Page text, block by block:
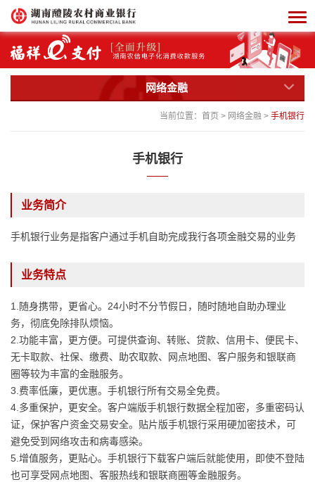
网络金融
当前位置： 首页 > 网络金融 > 手机银行
手机银行
业务简介
手机银行业务是指客户通过手机自助完成我行各项金融交易的业务
业务特点
1.随身携带，更省心。24小时不分节假日，随时随地自助办理业
务，彻底免除排队烦恼。
2.功能丰富，更方便。可提供查询、转账、贷款、信用卡、便民卡、
无卡取款、社保、缴费、助农取款、网点地图、客户服务和银联商
圈等较为丰富的金融服务。
3.费率低廉，更优惠。手机银行所有交易全免费。
4.多重保护，更安全。客户端版手机银行数据全程加密，多重密码认
证，保护客户资金交易安全。贴片版手机银行采用硬加密技术，可
避免受到网络攻击和病毒感染。
5.增值服务，更贴心。手机银行下载客户端后就能使用，即使不登陆
也可享受网点地图、客服热线和银联商圈等金融服务。